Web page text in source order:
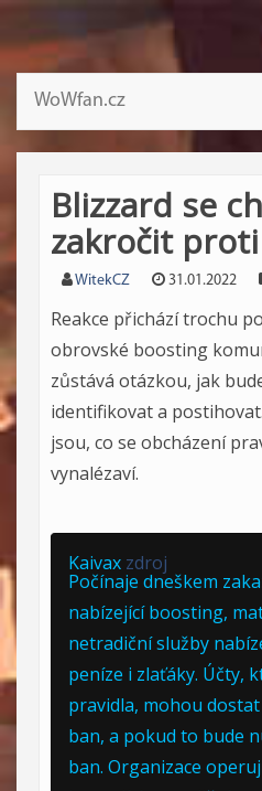
WoWfan.cz
Blizzard se
zakročit
WitekCZ 31.01.2022
Reakce přichází trochu
obrovské boosting
zůstává otázkou, jak
identifikovat a
jsou, co se obcházení
vynalézaví.
Kaivax zdroj
Počínaje dneškem
nabízející boosting,
netradiční služby
peníze i zlaťáky. Účty,
pravidla, mohou
ban, a pokud to bude
ban. Organizace